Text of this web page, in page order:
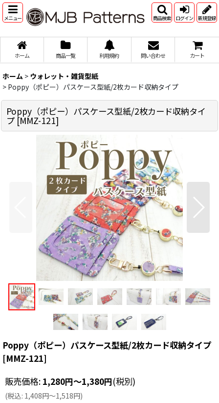
メニュー 商品検索 ログイン 新規登録
ホーム 商品一覧 利用規約 問い合わせ カート
ホーム > ウォレット・雑貨型紙
> Poppy（ポピー）パスケース型紙/2枚カード収納タイプ
Poppy（ポピー）パスケース型紙/2枚カード収納タイ
プ [MMZ-121]
Poppy（ポピー）パスケース型紙/2枚カード収納タイプ
[MMZ-121]
販売価格: 1,280円～1,380円(税別)
(税込: 1,408円～1,518円)